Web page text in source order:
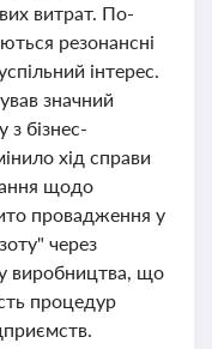
витрат. По-
резонансні
інтерес.
значний
з бізнес-
хід справи
щодо
провадження у
через
виробництва, що
процедур